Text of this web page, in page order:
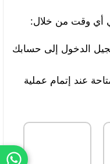
أي وقت من خلال:
الدخول إلى حسابك
عند إتمام عملية